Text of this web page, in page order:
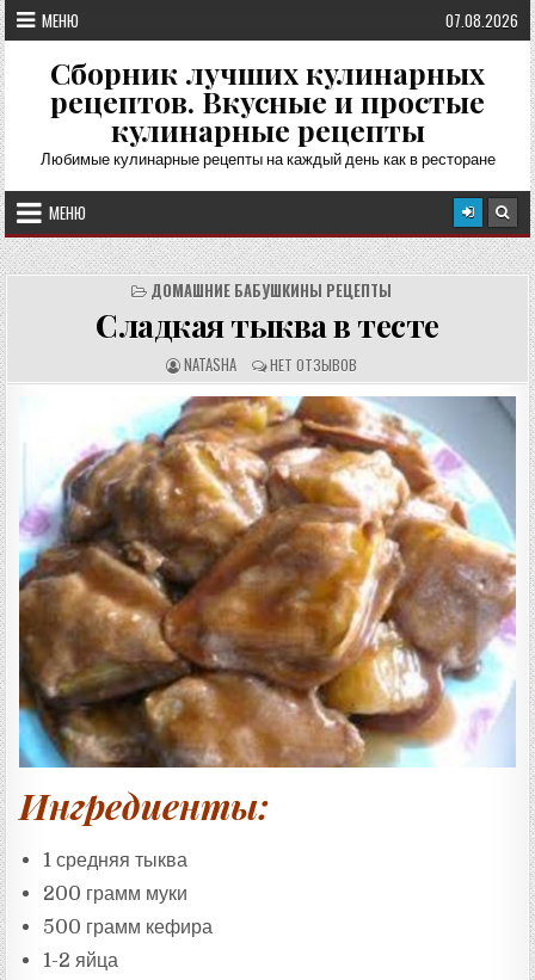
Перейти
к
содержимому
МЕНЮ 07.08.2026
Сборник лучших кулинарных
рецептов. Вкусные и простые
кулинарные рецепты
Любимые кулинарные рецепты на каждый день как в ресторане
МЕНЮ
ДОМАШНИЕ БАБУШКИНЫ РЕЦЕПТЫ
Сладкая тыква в тесте
А
В
Т
О
Р
Р
Е
Ц
П
Т
А
:
NATASHA О
Т
З
Ы
В
Ы
:
НЕТ ОТЗЫВОВ
Ингредиенты:
1 средняя тыква
200 грамм муки
500 грамм кефира
1-2 яйца